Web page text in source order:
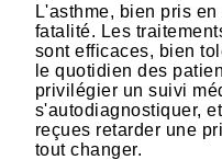
L'asthme, bien pris
fatalité. Les
sont efficaces, bien
le quotidien des
privilégier un suivi
s'autodiagnostiquer,
reçues retarder une
tout changer.